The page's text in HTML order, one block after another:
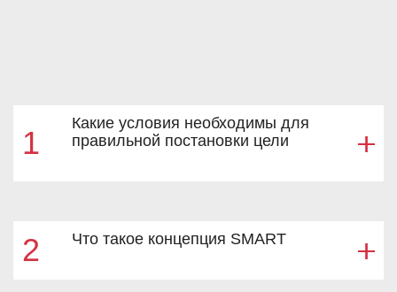
1
Какие условия необходимы для
правильной постановки цели
2 Что такое концепция SMART